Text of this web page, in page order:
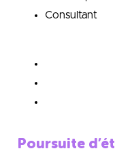
Consultant
Poursuite